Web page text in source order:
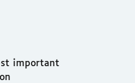
important